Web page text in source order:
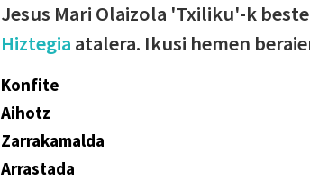
Jesus Mari Olaizola 'Txiliku'-k
Hiztegia atalera. Ikusi hemen
Konfite
Aihotz
Zarrakamalda
Arrastada